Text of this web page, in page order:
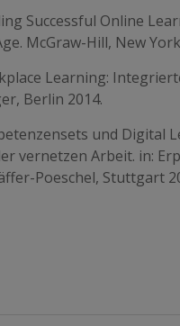
Successful Online
McGraw-Hill, New
Learning:
Berlin 2014.
und Digital
vernetzen Arbeit. in:
Poeschel, Stuttgart